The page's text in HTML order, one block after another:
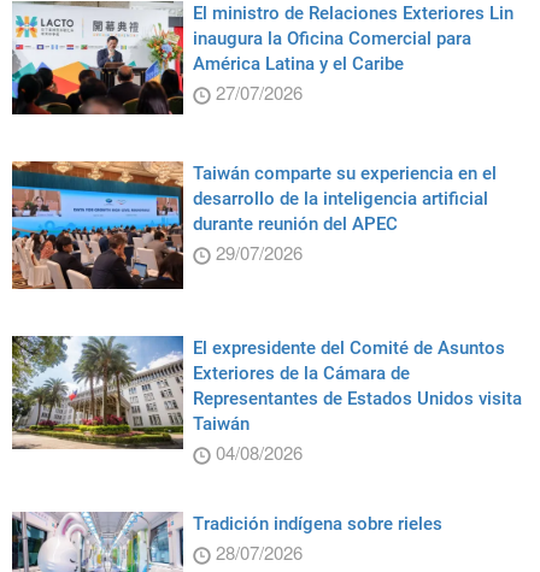
El ministro de Relaciones Exteriores Lin
inaugura la Oficina Comercial para
América Latina y el Caribe
27/07/2026
Taiwán comparte su experiencia en el
desarrollo de la inteligencia artificial
durante reunión del APEC
29/07/2026
El expresidente del Comité de Asuntos
Exteriores de la Cámara de
Representantes de Estados Unidos visita
Taiwán
04/08/2026
Tradición indígena sobre rieles
28/07/2026